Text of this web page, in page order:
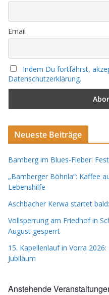
Email
Indem Du fortfährst,
Datenschutzerklärung.
Neueste Beiträge
Bamberg im Blues-Fieber:
„Bamberger Böhnla“: Kaffee
Lebenshilfe
Aschbacher Kerwa startet
Vollsperrung am Friedhof in
August gesperrt
15. Kapellenlauf in Vorra
Jubiläum
Anstehende